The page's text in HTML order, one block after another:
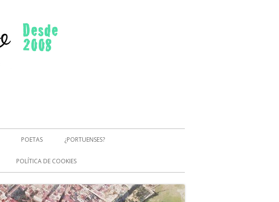
POETAS ¿PORTUENSES?
POLÍTICA DE COOKIES